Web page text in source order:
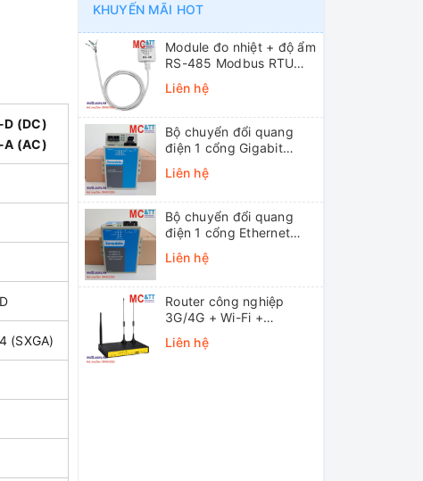
(DC)
A (AC)
(SXGA)
KHUYẾN MÃI HOT
Module đo nhiệt + độ ẩm
RS-485 Modbus RTU
ICP DAS DL-10 CR
Liên hệ
Bộ chuyển đổi quang
điện 1 cổng Gigabit
Ethernet 3Onedata
MODEL3012-S-SC-
mode, SC, 20KM)
Liên hệ
Bộ chuyển đổi quang
điện 1 cổng Ethernet
3onedata MODEL1100-
S-SC-20KM (Dual fiber,
Liên hệ
Router công nghiệp
3G/4G + Wi-Fi +
APN/VPN Four-Faith
F3436
Liên hệ